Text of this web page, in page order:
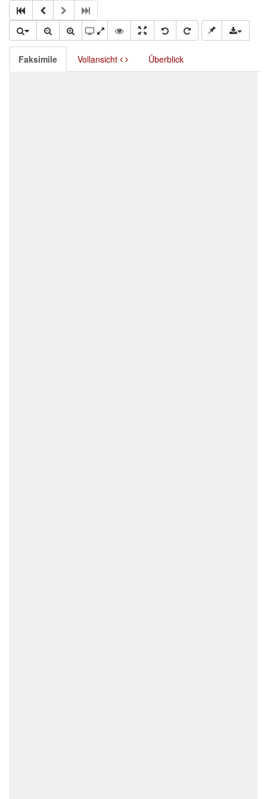
Faksimile Vollansicht Überblick